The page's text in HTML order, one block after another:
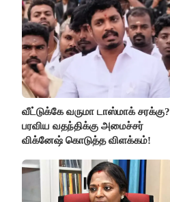
வீட்டுக்கே வருமா டாஸ்மாக் சரக்கு?
பரவிய வதந்திக்கு அமைச்சர்
விக்னேஷ் கொடுத்த விளக்கம்!